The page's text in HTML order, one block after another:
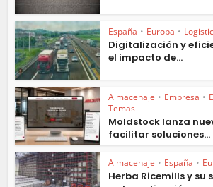
España • Europa •
Digitalización y
el impacto de...
Almacenaje • Empresa •
Temas
Moldstock lanza
facilitar soluciones...
Almacenaje • España •
Herba Ricemills y su